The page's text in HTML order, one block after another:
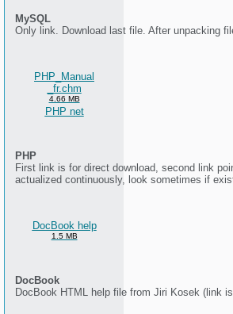
MySQL
Only link. Download last file. After unpacking
PHP_Manual
_fr.chm
4.66 MB
PHP net
PHP
First link is for direct download, second link
actualized continuously, look sometimes if
DocBook help
1.5 MB
DocBook
DocBook HTML help file from Jiri Kosek (link